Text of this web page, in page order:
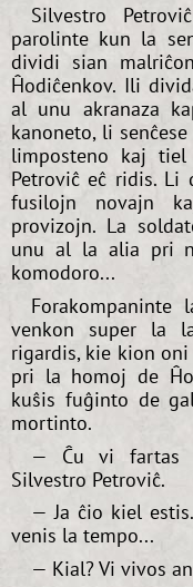
Silvestro
parolinte kun la
dividi sian
Ĥodiĉenkov. Ili
al unu akranaza
kanoneto, li
limposteno kaj
Petroviĉ eĉ ridis. Li
fusilojn novajn
provizojn. La
unu al la alia pri
komodoro...
venkon super la
rigardis, kie kion
pri la homoj de
kuŝis fuĝinto de
mortinto.
— Ĉu vi fartas
Silvestro Petroviĉ.
— Ja ĉio kiel
venis la tempo...
— Kial? Vi vivos